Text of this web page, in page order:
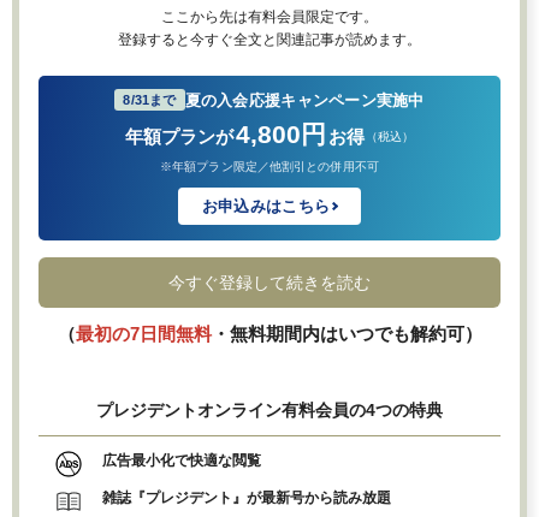
ここから先は有料会員限定です。
登録すると今すぐ全文と関連記事が読めます。
8/31まで 夏の入会応援キャンペーン実施中
年額プランが4,800円 お得 （税込）
※年額プラン限定／他割引との併用不可
お申込みはこちら
今すぐ登録して続きを読む
（最初の7日間無料・無料期間内はいつでも解約可）
プレジデントオンライン有料会員の4つの特典
広告最小化で快適な閲覧
雑誌『プレジデント』が最新号から読み放題